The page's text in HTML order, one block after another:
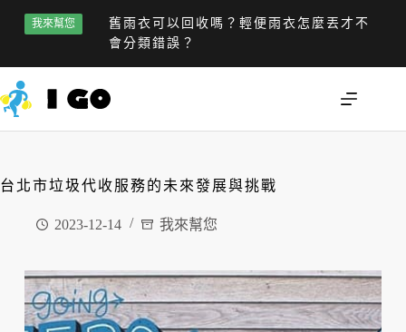
我來幫您
舊雨衣可以回收嗎？輕便雨衣怎麼丟才不
會分類錯誤？
台北市垃圾代收服務的未來發展與挑戰
2023-12-14 我來幫您